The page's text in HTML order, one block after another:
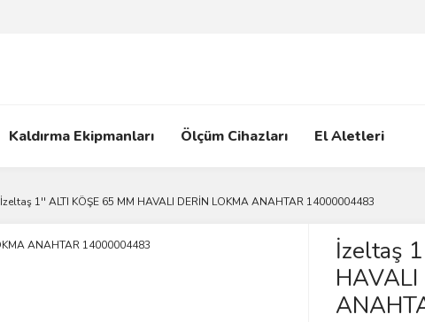
Kaldırma Ekipmanları Ölçüm Cihazları El Aletleri
İzeltaş 1'' ALTI KÖŞE 65 MM HAVALI DERİN LOKMA ANAHTAR 14000004483
İzeltaş
HAVALI